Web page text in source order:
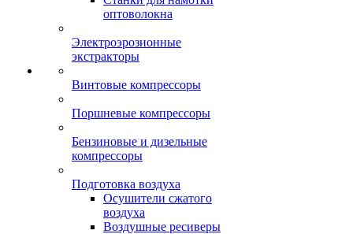
оптоволокна
Электроэрозионные
экстракторы
Винтовые компрессоры
Поршневые компрессоры
Бензиновые и дизельные
компрессоры
Подготовка воздуха
Осушители сжатого
воздуха
Воздушные ресиверы